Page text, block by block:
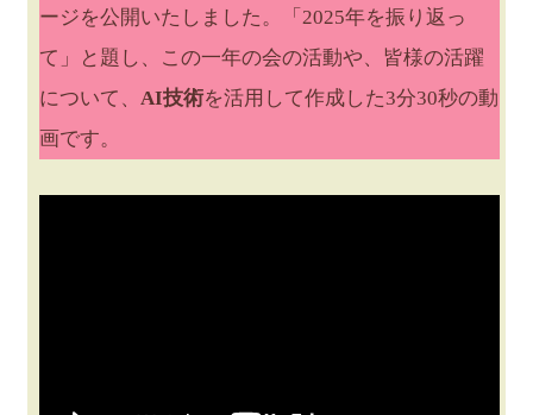
ージを公開いたしました。「2025年を振り返っ
て」と題し、この一年の会の活動や、皆様の活躍
について、 AI技術を活用して作成した3分30秒の動
画です。